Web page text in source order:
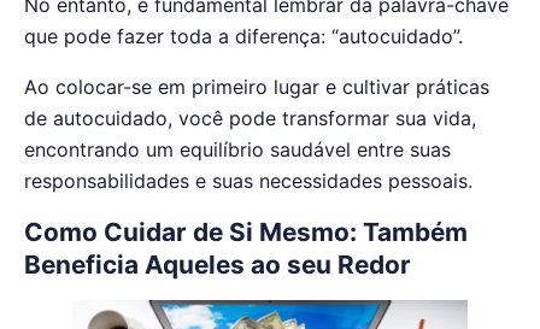
No entanto, é fundamental lembrar da palavra-chave
que pode fazer toda a diferença: “autocuidado”.
Ao colocar-se em primeiro lugar e cultivar práticas
de autocuidado, você pode transformar sua vida,
encontrando um equilíbrio saudável entre suas
responsabilidades e suas necessidades pessoais.
Como Cuidar de Si Mesmo: Também
Beneficia Aqueles ao seu Redor